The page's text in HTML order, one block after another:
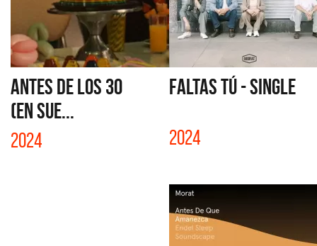
ANTES DE LOS 30
(EN SUE...
2024
FALTAS TÚ - SINGLE
2024